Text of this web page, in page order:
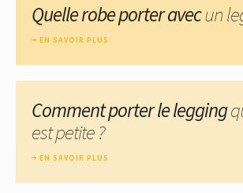
Quelle robe porter avecun
EN SAVOIR PLUS
Comment porter le legging
est petite ?
EN SAVOIR PLUS